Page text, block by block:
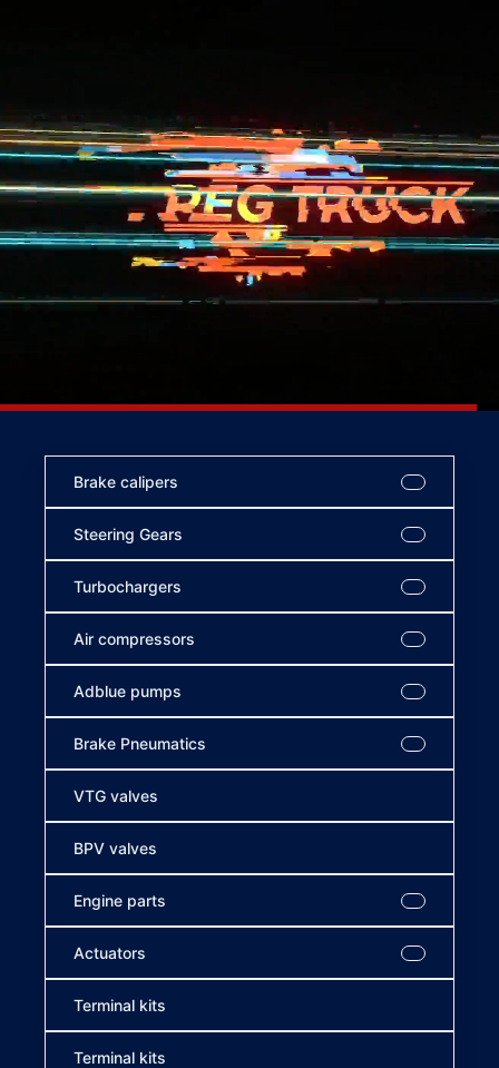
Brake calipers
Steering Gears
Turbochargers
Air compressors
Adblue pumps
Brake Pneumatics
VTG valves
BPV valves
Engine parts
Actuators
Terminal kits
Terminal kits